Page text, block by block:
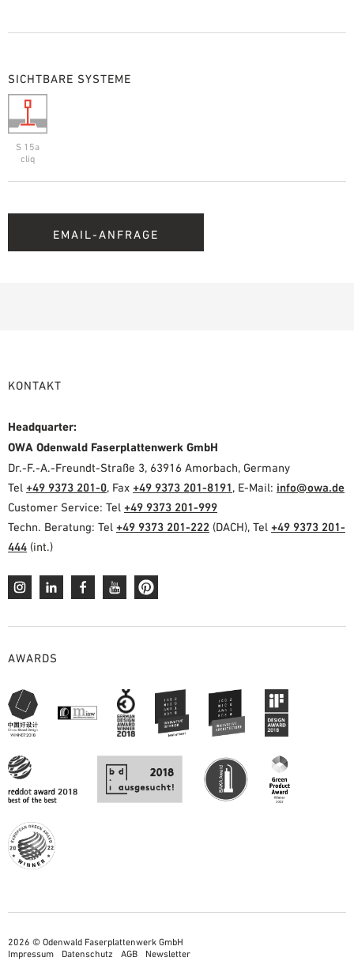
SICHTBARE SYSTEME
S 15a
cliq
EMAIL-ANFRAGE
KONTAKT
Headquarter:
OWA Odenwald Faserplattenwerk GmbH
Dr.-F.-A.-Freundt-Straße 3, 63916 Amorbach, Germany
Tel +49 9373 201-0, Fax +49 9373 201-8191, E-Mail: info@owa.de
Customer Service: Tel +49 9373 201-999
Techn. Beratung: Tel +49 9373 201-222 (DACH), Tel +49 9373 201-
444 (int.)
AWARDS
2026 © Odenwald Faserplattenwerk GmbH
Impressum
Datenschutz AGB Newsletter